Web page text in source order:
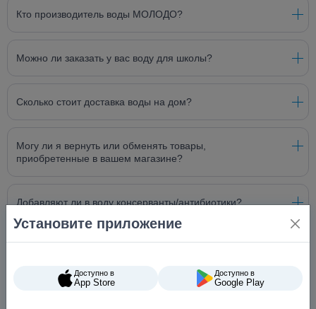
Кто производитель воды МОЛОДО?
Можно ли заказать у вас воду для школы?
Сколько стоит доставка воды на дом?
Могу ли я вернуть или обменять товары,
приобретенные в вашем магазине?
Добавляют ли в воду консерванты/антибиотики?
Какой кулер лучше подойдет для офиса?
Что делать при поломке кулера?
Установите приложение
Доступно в
App Store
Доступно в
Google Play